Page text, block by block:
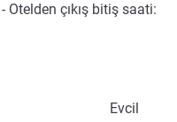
- Otelden çıkış bitiş saati:
Evcil